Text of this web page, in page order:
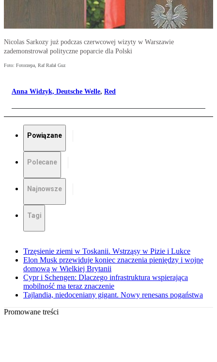
Nicolas Sarkozy już podczas czerwcowej wizyty w Warszawie
zademonstrował polityczne poparcie dla Polski
Foto: Fotorzepa, Raf Rafał Guz
Anna Widzyk, Deutsche Welle, Red
Powiązane
Polecane
Najnowsze
Tagi
Trzęsienie ziemi w Toskanii. Wstrząsy w Pizie i Lukce
Elon Musk przewiduje koniec znaczenia pieniędzy i wojnę
domową w Wielkiej Brytanii
Cypr i Schengen: Dlaczego infrastruktura wspierająca
mobilność ma teraz znaczenie
Tajlandia, niedoceniany gigant. Nowy renesans pogaństwa
Promowane treści